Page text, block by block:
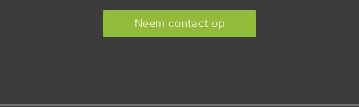
Neem contact op